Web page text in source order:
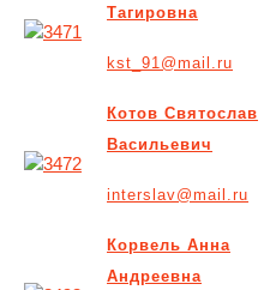
Тагировна
kst_91@mail.ru
Котов Святослав
Васильевич
interslav@mail.ru
Корвель Анна
Андреевна